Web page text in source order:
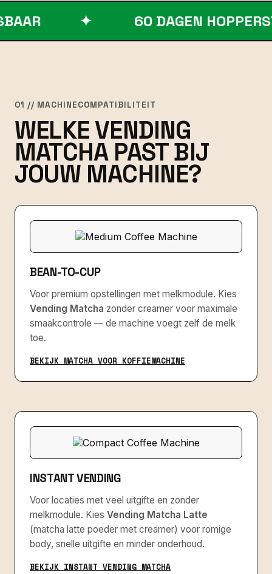
✦ 60 DAGEN
01 // MACHINECOMPATIBILITEIT
WELKE VENDING
MATCHA PAST BIJ
JOUW MACHINE?
BEAN-TO-CUP
Voor premium opstellingen met melkmodule. Kies
Vending Matcha zonder creamer voor maximale
smaakcontrole — de machine voegt zelf de melk
toe.
BEKIJK MATCHA VOOR KOFFIEMACHINE
INSTANT VENDING
Voor locaties met veel uitgifte en zonder
melkmodule. Kies Vending Matcha Latte
(matcha latte poeder met creamer) voor romige
body, snelle uitgifte en minder onderhoud.
BEKIJK INSTANT VENDING MATCHA